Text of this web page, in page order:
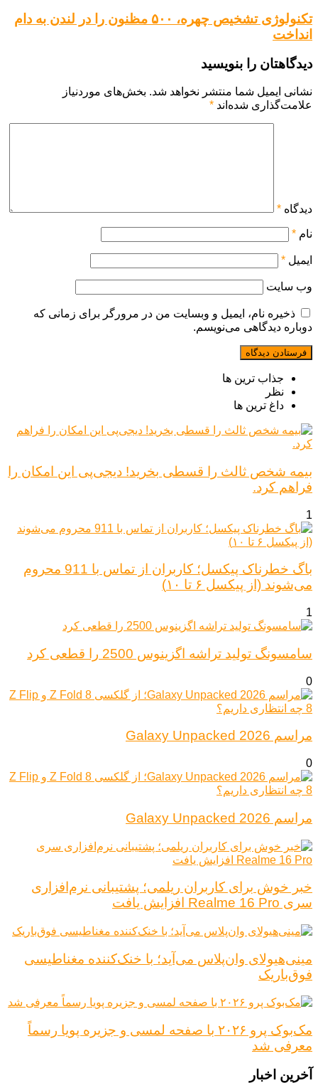
تکنولوژی تشخیص چهره، ۵۰۰ مظنون را در لندن به دام
انداخت
دیدگاهتان را بنویسید
نشانی ایمیل شما منتشر نخواهد شد. بخش‌های موردنیاز
علامت‌گذاری شده‌اند *
دیدگاه *
نام *
ایمیل *
وب‌ سایت
ذخیره نام، ایمیل و وبسایت من در مرورگر برای زمانی که
دوباره دیدگاهی می‌نویسم.
جذاب ترین ها
نظر
داغ ترین ها
بیمه شخص ثالث را قسطی بخرید! دیجی‌پی این امکان را
فراهم کرد.
1
باگ خطرناک پیکسل؛ کاربران از تماس با 911 محروم
می‌شوند (از پیکسل ۶ تا ۱۰)
1
سامسونگ تولید تراشه اگزینوس 2500 را قطعی کرد
0
مراسم Galaxy Unpacked 2026
0
مراسم Galaxy Unpacked 2026
خبر خوش برای کاربران ریلمی؛ پشتیبانی نرم‌افزاری
سری Realme 16 Pro افزایش یافت
مینی‌هیولای وان‌پلاس می‌آید؛ با خنک‌کننده مغناطیسی
فوق‌باریک
مک‌بوک پرو ۲۰۲۶ با صفحه لمسی و جزیره پویا رسماً
معرفی شد
آخرین اخبار